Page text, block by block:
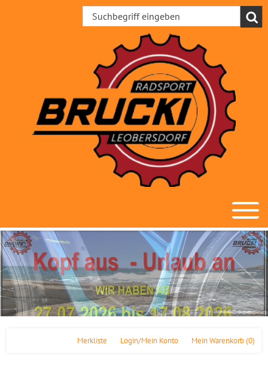
Mein Warenkorb(0)
Login/Mein Konto
Merkliste